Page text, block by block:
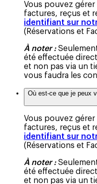
Vous pouvez
factures, reçus et
identifiant sur
(Réservations et
À noter :
été effectuée
et non pas via un
vous faudra les
Où est-ce que je peux
Vous pouvez
factures, reçus et
identifiant sur
(Réservations et
À noter :
été effectuée
et non pas via un